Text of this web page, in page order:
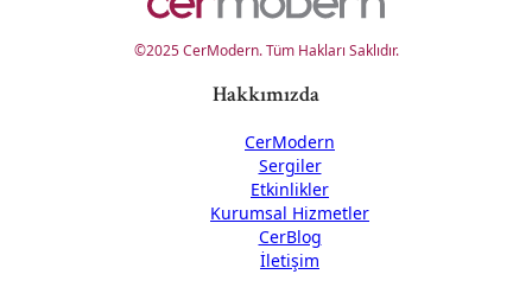
©2025 CerModern. Tüm Hakları Saklıdır.
Hakkımızda
CerModern
Sergiler
Etkinlikler
Kurumsal Hizmetler
CerBlog
İletişim